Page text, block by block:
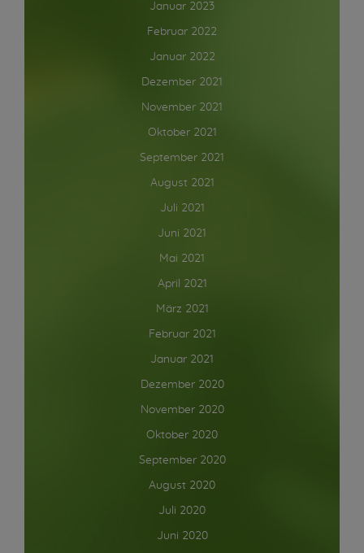
Januar 2023
Februar 2022
Januar 2022
Dezember 2021
November 2021
Oktober 2021
September 2021
August 2021
Juli 2021
Juni 2021
Mai 2021
April 2021
März 2021
Februar 2021
Januar 2021
Dezember 2020
November 2020
Oktober 2020
September 2020
August 2020
Juli 2020
Juni 2020